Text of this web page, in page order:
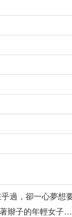
過，卻一心夢想
辮子的年輕女子